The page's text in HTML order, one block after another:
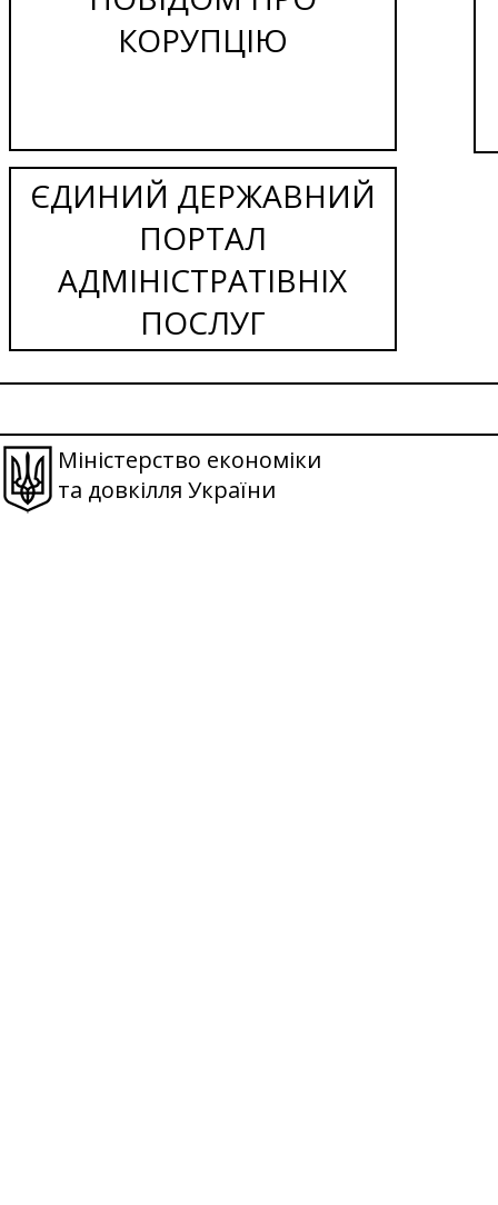
КОРУПЦІЮ
ЄДИНИЙ ДЕРЖАВНИЙ
ПОРТАЛ
АДМІНІСТРАТІВНІХ
ПОСЛУГ
Міністерство економіки
та довкілля України